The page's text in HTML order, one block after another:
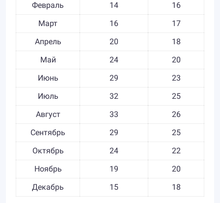
Февраль
14
16
Март
16
17
Апрель
20
18
Май
24
20
Июнь
29
23
Июль
32
25
Август
33
26
Сентябрь
29
25
Октябрь
24
22
Ноябрь
19
20
Декабрь
15 18